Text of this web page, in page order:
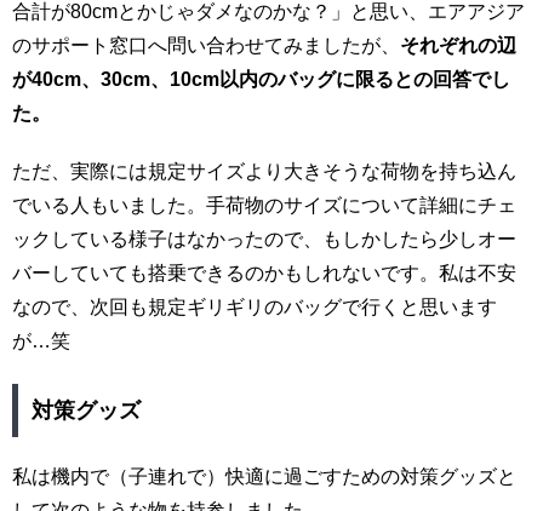
合計が80cmとかじゃダメなのかな？」と思い、エアアジア
のサポート窓口へ問い合わせてみましたが、 それぞれの辺
が40cm、30cm、10cm以内のバッグに限るとの回答でし
た。
ただ、実際には規定サイズより大きそうな荷物を持ち込ん
でいる人もいました。手荷物のサイズについて詳細にチェ
ックしている様子はなかったので、もしかしたら少しオー
バーしていても搭乗できるのかもしれないです。私は不安
なので、次回も規定ギリギリのバッグで行くと思います
が…笑
対策グッズ
私は機内で（子連れで）快適に過ごすための対策グッズと